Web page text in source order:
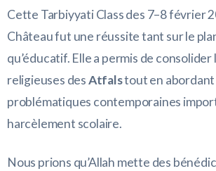
Cette Tarbiyyati Class des 7–8 février
Château fut une réussite tant sur le
qu’éducatif. Elle a permis de consolider
religieuses desAtfalstout en abordant
problématiques contemporaines
harcèlement scolaire.
Nous prions qu’Allah mette des